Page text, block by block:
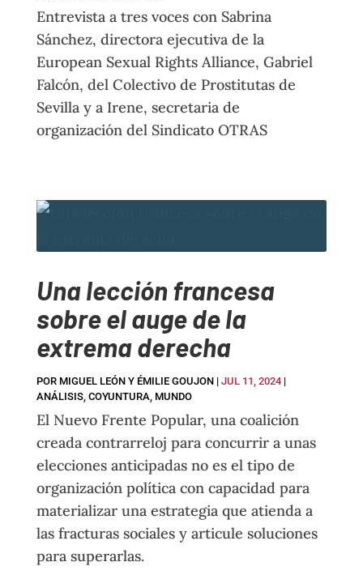
Entrevista a tres voces con Sabrina
Sánchez, directora ejecutiva de la
European Sexual Rights Alliance, Gabriel
Falcón, del Colectivo de Prostitutas de
Sevilla y a Irene, secretaria de
organización del Sindicato OTRAS
Una lección francesa
sobre el auge de la
extrema derecha
POR MIGUEL LEÓN Y ÉMILIE GOUJON| JUL 11, 2024|
ANÁLISIS, COYUNTURA MUNDO
El Nuevo Frente Popular, una coalición
creada contrarreloj para concurrir a unas
elecciones anticipadas no es el tipo de
organización política con capacidad para
materializar una estrategia que atienda a
las fracturas sociales y articule soluciones
para superarlas.